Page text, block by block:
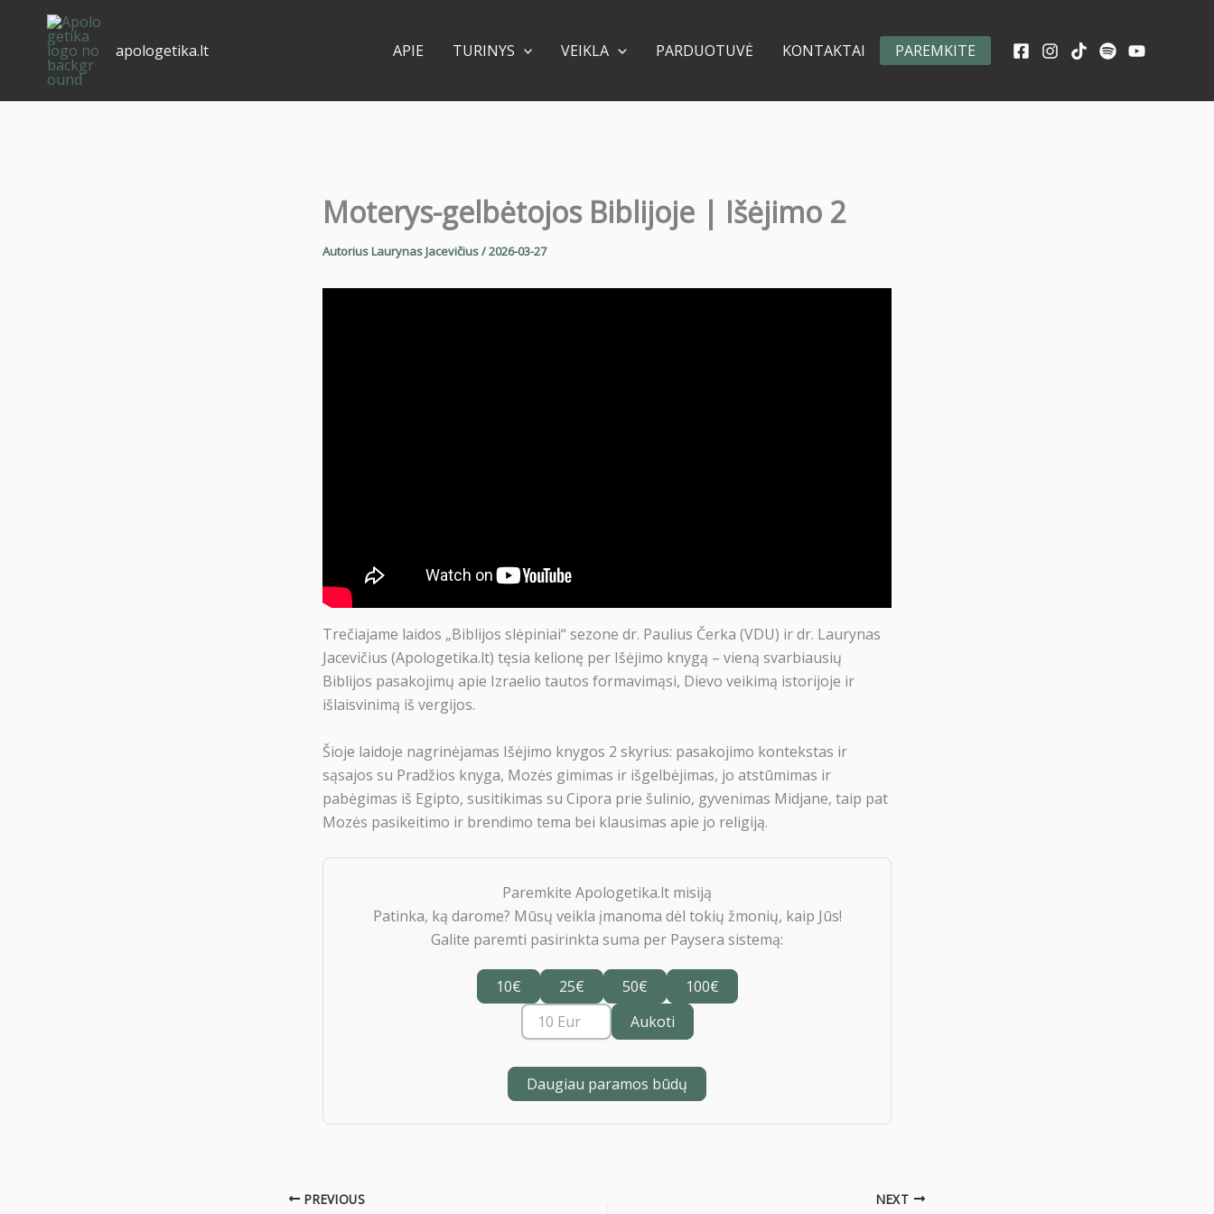
apologetika.lt APIE TURINYS VEIKLA PARDUOTUVĖ KONTAKTAI PAREMKITE
Moterys-gelbėtojos Biblijoje | Išėjimo 2
AutoriusLaurynas Jacevičius/2026-03-27
Trečiajame laidos „Biblijos slėpiniai“ sezone dr. Paulius Čerka (VDU) ir dr. Laurynas
Jacevičius (Apologetika.lt) tęsia kelionę per Išėjimo knygą – vieną svarbiausių
Biblijos pasakojimų apie Izraelio tautos formavimąsi, Dievo veikimą istorijoje ir
išlaisvinimą iš vergijos.
Šioje laidoje nagrinėjamas Išėjimo knygos 2 skyrius: pasakojimo kontekstas ir
sąsajos su Pradžios knyga, Mozės gimimas ir išgelbėjimas, jo atstūmimas ir
pabėgimas iš Egipto, susitikimas su Cipora prie šulinio, gyvenimas Midjane, taip pat
Mozės pasikeitimo ir brendimo tema bei klausimas apie jo religiją.
Paremkite Apologetika.lt misiją
Patinka, ką darome? Mūsų veikla įmanoma dėl tokių žmonių, kaip Jūs!
Galite paremti pasirinkta suma per Paysera sistemą:
10€ 25€ 50€
100€
Aukoti
Daugiau paramos būdų
PREVIOUS NEXT